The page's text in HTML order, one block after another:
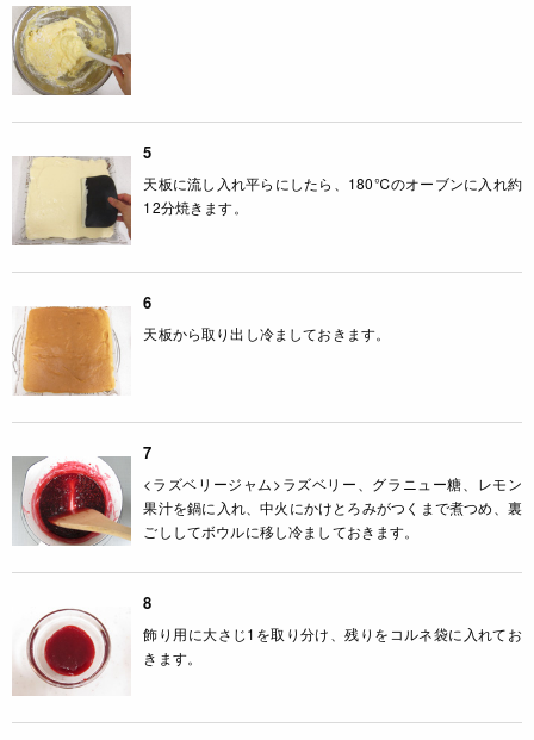
5
天板に流し入れ平らにしたら、180℃のオーブンに入れ約
12分焼きます。
6
天板から取り出し冷ましておきます。
7
<ラズベリージャム>ラズベリー、グラニュー糖、レモン
果汁を鍋に入れ、中火にかけとろみがつくまで煮つめ、裏
ごししてボウルに移し冷ましておきます。
8
飾り用に大さじ1を取り分け、残りをコルネ袋に入れてお
きます。